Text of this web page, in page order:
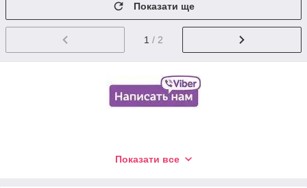
Показати ще
1 / 2
Показати все